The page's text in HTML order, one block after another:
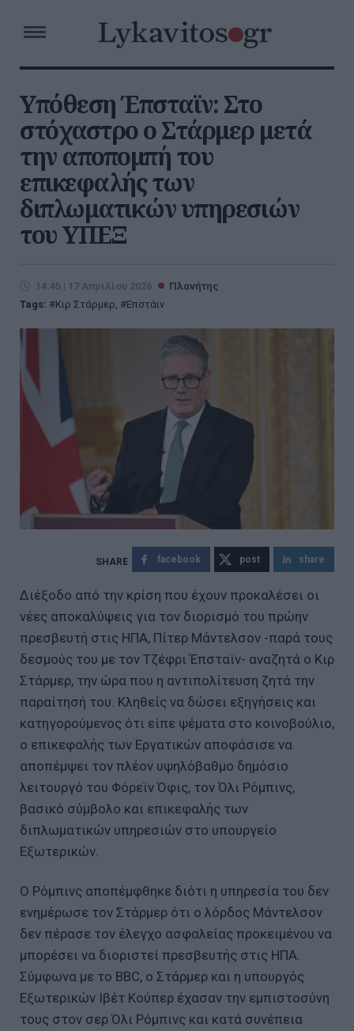
Υπόθεση Έπσταϊν: Στο
στόχαστρο ο Στάρμερ μετά
την αποπομπή του
επικεφαλής των
διπλωματικών υπηρεσιών
του ΥΠΕΞ
14:45 | 17 Απριλίου 2026
Πλανήτης
Tags:
Κιρ Στάρμερ, Επστάιν
facebook post share
Διέξοδο από την κρίση που έχουν προκαλέσει οι
νέες αποκαλύψεις για τον διορισμό του πρώην
πρεσβευτή στις ΗΠΑ, Πίτερ Μάντελσον -παρά τους
δεσμούς του με τον Τζέφρι Έπσταϊν- αναζητά ο Κιρ
Στάρμερ, την ώρα που η αντιπολίτευση ζητά την
παραίτησή του. Κληθείς να δώσει εξηγήσεις και
κατηγορούμενος ότι είπε ψέματα στο κοινοβούλιο,
ο επικεφαλής των Εργατικών αποφάσισε να
αποπέμψει τον πλέον υψηλόβαθμο δημόσιο
λειτουργό του Φόρεϊν Όφις, τον Όλι Ρόμπινς,
βασικό σύμβολο και επικεφαλής των
διπλωματικών υπηρεσιών στο υπουργείο
Εξωτερικών.
Ο Ρόμπινς αποπέμφθηκε διότι η υπηρεσία του δεν
ενημέρωσε τον Στάρμερ ότι ο λόρδος Μάντελσον
δεν πέρασε τον έλεγχο ασφαλείας προκειμένου να
μπορέσει να διοριστεί πρεσβευτής στις ΗΠΑ.
Σύμφωνα με το BBC, ο Στάρμερ και η υπουργός
Εξωτερικών Ιβέτ Κούπερ έχασαν την εμπιστοσύνη
τους στον σερ Όλι Ρόμπινς και κατά συνέπεια